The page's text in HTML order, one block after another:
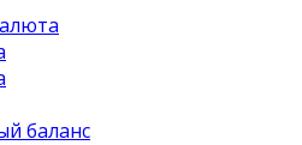
баланс